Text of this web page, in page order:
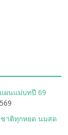
ผนแม่บทปี 69
ชาติทุกหยด นมสด